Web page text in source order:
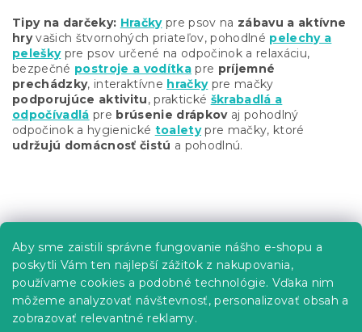
Aby sme zaistili správne fungovanie nášho e-shopu a
poskytli Vám ten najlepší zážitok z nakupovania,
používame cookies a podobné technológie. Vďaka nim
môžeme analyzovať návštevnosť, personalizovať obsah a
zobrazovať relevantné reklamy.
v
k
y
v
ý
p
i
s
u
Tipy na darčeky: Hračkypre psov na zábavu a aktívne
hryvašich štvornohých priateľov, pohodlné pelechy a
peleškypre psov určené na odpočinok a relaxáciu,
bezpečné postroje a vodítka pre príjemné
prechádzky, interaktívne hračkypre mačky
podporujúce aktivitu, praktické škrabadlá a
odpočívadlá pre brúsenie drápkovaj pohodlný
odpočinok a hygienické toaletypre mačky, ktoré
udržujú domácnosť čistú a pohodlnú.
á
Informácie pre vás
Predajne
Sledovanie objednávky
Možnosti doručenia